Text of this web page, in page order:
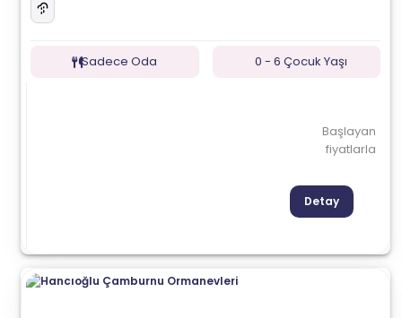
Sadece Oda 0 - 6 Çocuk Yaşı
Başlayan
fiyatlarla
Detay